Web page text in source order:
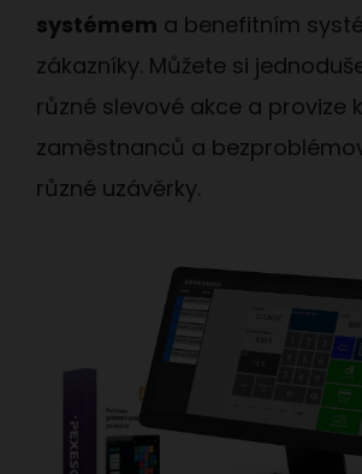
systémem a benefitním
zákazníky. Můžete si
různé slevové akce a provize
zaměstnanců a
různé uzávěrky.